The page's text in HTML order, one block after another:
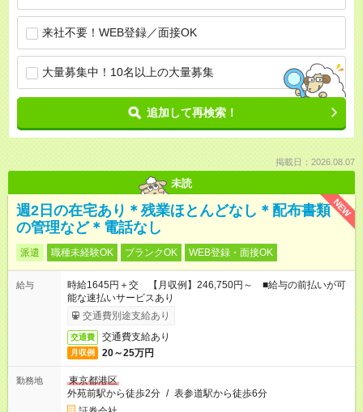
来社不要！WEB登録／面接OK
大量募集中！10名以上の大量募集
追加して再検索！
掲載日：2026.08.07
未読
NEW
週2日の在宅あり＊残業ほとんどなし＊配布書類
の管理など＊電話なし
派遣 職種未経験OK ブランクOK WEB登録・面接OK
給与
時給1645円＋交 【月収例】246,750円～ ■給与の前払いが可
能な速払いサービスあり
交通費別途支給あり
交通費 交通費支給あり
月収例 20～25万円
勤務地
東京都港区
外苑前駅から徒歩2分 / 表参道駅から徒歩6分